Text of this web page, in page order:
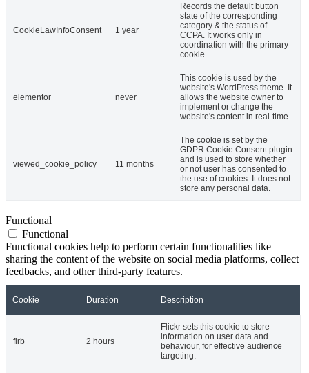
CookieLawInfoConsent 1 year
Records the default button
state of the corresponding
category & the status of
CCPA. It works only in
coordination with the primary
cookie.
elementor never
This cookie is used by the
website's WordPress theme. It
allows the website owner to
implement or change the
website's content in real-time.
viewed_cookie_policy 11 months
The cookie is set by the
GDPR Cookie Consent plugin
and is used to store whether
or not user has consented to
the use of cookies. It does not
store any personal data.
Functional
Functional
Functional cookies help to perform certain functionalities like
sharing the content of the website on social media platforms, collect
feedbacks, and other third-party features.
Cookie Duration Description
flrb 2 hours
Flickr sets this cookie to store
information on user data and
behaviour, for effective audience
targeting.